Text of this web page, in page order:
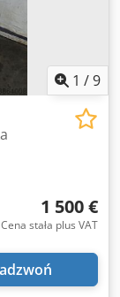
1 /9
1 500 €
Cena stała plus VAT